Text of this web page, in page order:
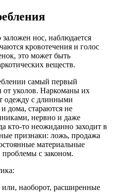
нос, наблюдается
кровотечения и голос
это может быть
веществ.
самый первый
уколов. Наркоманы их
одежду с длинными
дома, стараются не
нервно и даже
кто-то неожиданно заходит в
признаки: ложь, продажа
материальные
проблемы с законом.
наоборот, расширенные